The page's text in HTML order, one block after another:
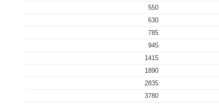
550
630
785
945
1415
1890
2835
3780